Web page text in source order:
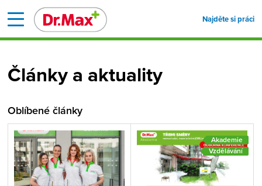
Najděte si práci
Články a aktuality
Oblíbené články
Akademie
Vzdělávání